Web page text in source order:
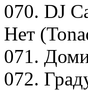
070. DJ
Нет
071.
072.